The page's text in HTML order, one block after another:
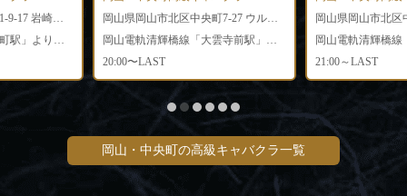
岡山県岡山市北区田町1-9-17 岩崎ビル1F
岡山電軌清輝橋線「田町駅」より徒歩3分
岡山県岡山市北区中央町7-27 ウルルSTビル1F
岡山電軌清輝橋線「大雲寺前駅」より徒歩4分
20:00〜LAST
21:00～LAST
岡山・中央町の高級キャバクラ一覧